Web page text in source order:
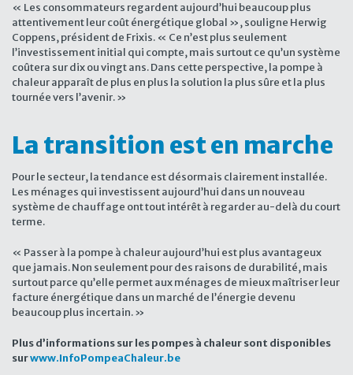
« Les consommateurs regardent aujourd’hui beaucoup plus
attentivement leur coût énergétique global », souligne Herwig
Coppens, président de Frixis. « Ce n’est plus seulement
l’investissement initial qui compte, mais surtout ce qu’un système
coûtera sur dix ou vingt ans. Dans cette perspective, la pompe à
chaleur apparaît de plus en plus la solution la plus sûre et la plus
tournée vers l’avenir. »
La transition est en marche
Pour le secteur, la tendance est désormais clairement installée.
Les ménages qui investissent aujourd’hui dans un nouveau
système de chauffage ont tout intérêt à regarder au-delà du court
terme.
« Passer à la pompe à chaleur aujourd’hui est plus avantageux
que jamais. Non seulement pour des raisons de durabilité, mais
surtout parce qu’elle permet aux ménages de mieux maîtriser leur
facture énergétique dans un marché de l’énergie devenu
beaucoup plus incertain. »
Plus d’informations sur les pompes à chaleur sont disponibles
surwww.InfoPompeaChaleur.be